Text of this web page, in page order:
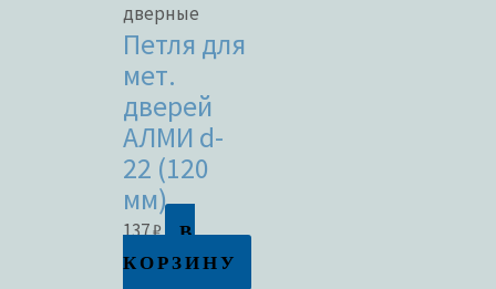
дверные
Петля для
мет.
дверей
АЛМИ d-
22 (120
мм)
137₽
В
КОРЗИНУ